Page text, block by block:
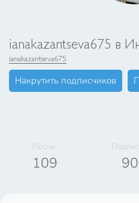
ianakazantseva675 в
ianakazantseva675
Накрутить подписчиков
Посты:
109